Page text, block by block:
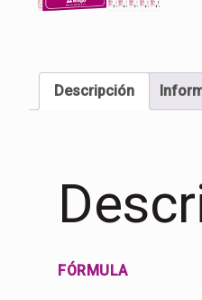
Descripción
FÓRMULA